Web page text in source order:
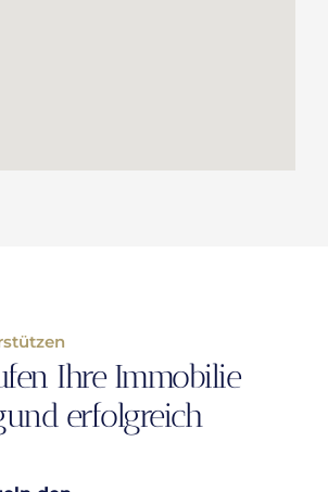
Ihre Immobilie
erfolgreich